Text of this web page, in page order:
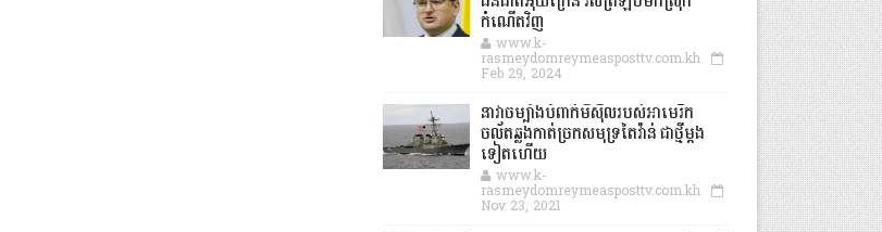
កំណើតវិញ
www.k-
rasmeydomreymeasposttv.com.kh
Feb 29, 2024
នាវាចម្បាំងបំពាក់មីស៊ីលរបស់អាមេរិក
ចល័តឆ្លងកាត់ច្រកសមុទ្រតៃវ៉ាន់ ជាថ្មីម្តង
ទៀតហើយ
www.k-
rasmeydomreymeasposttv.com.kh
Nov 23, 2021